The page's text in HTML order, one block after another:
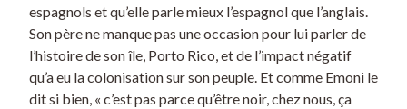
espagnols et qu’elle parle mieux l’espagnol que l’anglais.
Son père ne manque pas une occasion pour lui parler de
l’histoire de son île, Porto Rico, et de l’impact négatif
qu’a eu la colonisation sur son peuple. Et comme Emoni le
dit si bien, « c’est pas parce qu’être noir, chez nous, ça